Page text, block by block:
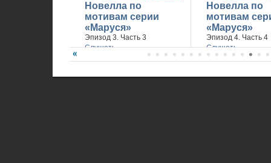
Новелла по
мотивам серии
«Маруся»
Эпизод 3. Часть 3
Слушать
Новелла по
мотивам
«Маруся»
Эпизод 4. Часть 4
Слушать